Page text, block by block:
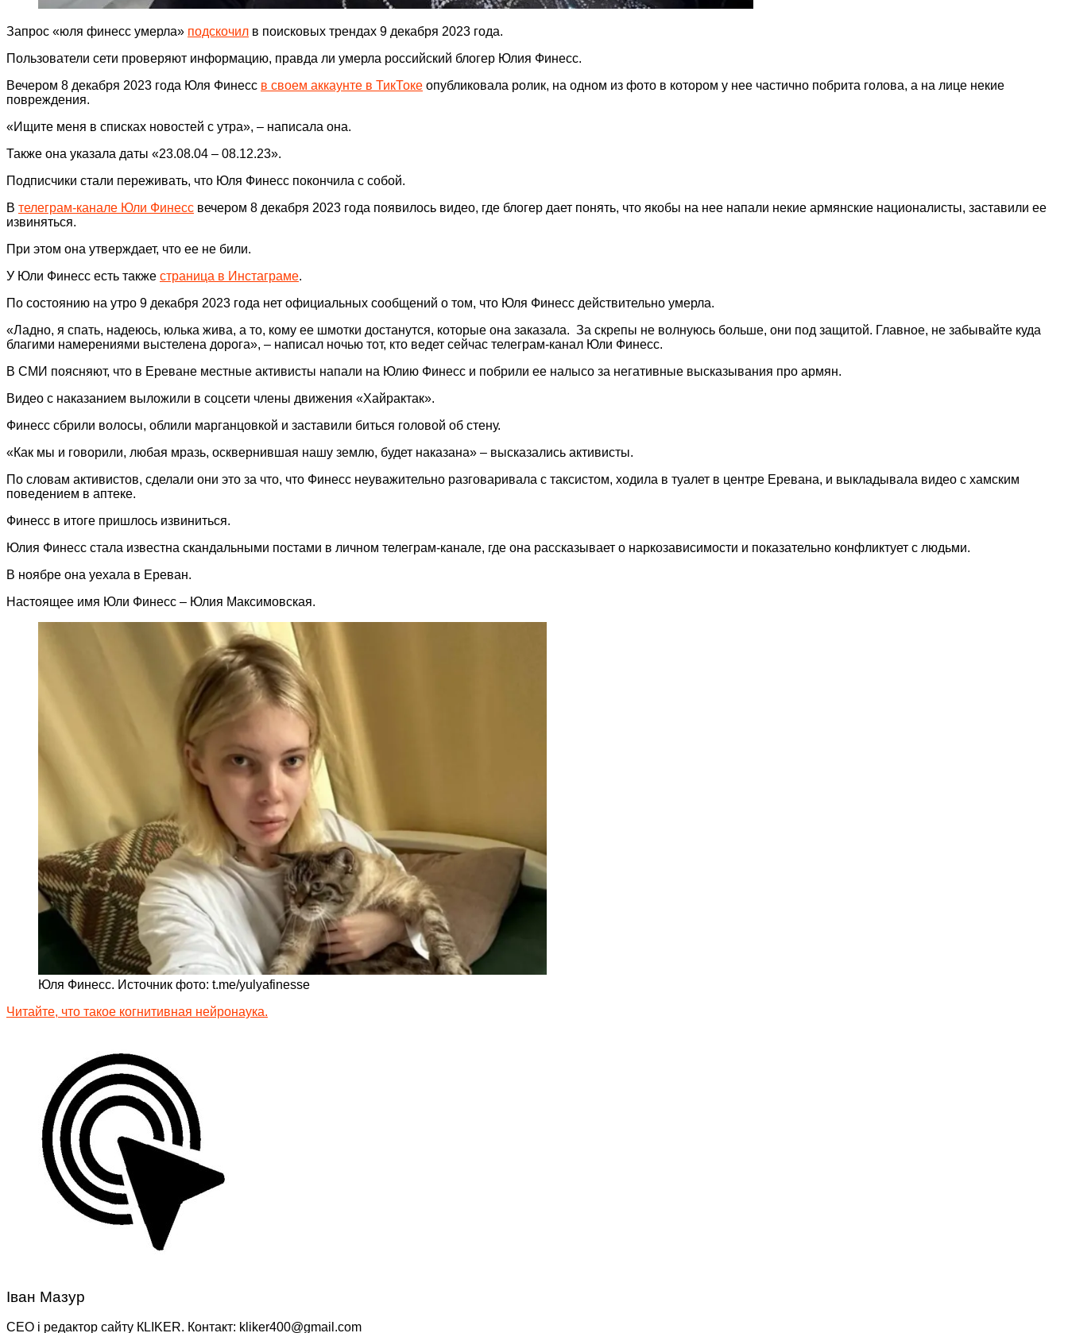
Запрос «юля финесс умерла» подскочил в поисковых трендах 9 декабря 2023 года.
Пользователи сети проверяют информацию, правда ли умерла российский блогер Юлия Финесс.
Вечером 8 декабря 2023 года Юля Финесс в своем аккаунте в ТикТоке опубликовала ролик, на одном из фото в котором у нее частично побрита голова, а на лице некие
повреждения.
«Ищите меня в списках новостей с утра», – написала она.
Также она указала даты «23.08.04 – 08.12.23».
Подписчики стали переживать, что Юля Финесс покончила с собой.
В телеграм-канале Юли Финесс вечером 8 декабря 2023 года появилось видео, где блогер дает понять, что якобы на нее напали некие армянские националисты, заставили ее
извиняться.
При этом она утверждает, что ее не били.
У Юли Финесс есть также страница в Инстаграме.
По состоянию на утро 9 декабря 2023 года нет официальных сообщений о том, что Юля Финесс действительно умерла.
«Ладно, я спать, надеюсь, юлька жива, а то, кому ее шмотки достанутся, которые она заказала. За скрепы не волнуюсь больше, они под защитой. Главное, не забывайте куда
благими намерениями выстелена дорога», – написал ночью тот, кто ведет сейчас телеграм-канал Юли Финесс.
В СМИ поясняют, что в Ереване местные активисты напали на Юлию Финесс и побрили ее налысо за негативные высказывания про армян.
Видео с наказанием выложили в соцсети члены движения «Хайрактак».
Финесс сбрили волосы, облили марганцовкой и заставили биться головой об стену.
«Как мы и говорили, любая мразь, осквернившая нашу землю, будет наказана» – высказались активисты.
По словам активистов, сделали они это за что, что Финесс неуважительно разговаривала с таксистом, ходила в туалет в центре Еревана, и выкладывала видео с хамским
поведением в аптеке.
Финесс в итоге пришлось извиниться.
Юлия Финесс стала известна скандальными постами в личном телеграм-канале, где она рассказывает о наркозависимости и показательно конфликтует с людьми.
В ноябре она уехала в Ереван.
Настоящее имя Юли Финесс – Юлия Максимовская.
Юля Финесс. Источник фото: t.me/yulyafinesse
Читайте, что такое когнитивная нейронаука.
Іван Мазур
CEO і редактор сайту КLIKER. Контакт: kliker400@gmail.com